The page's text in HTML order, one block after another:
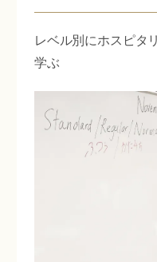
レベル別にホスピタ
学ぶ